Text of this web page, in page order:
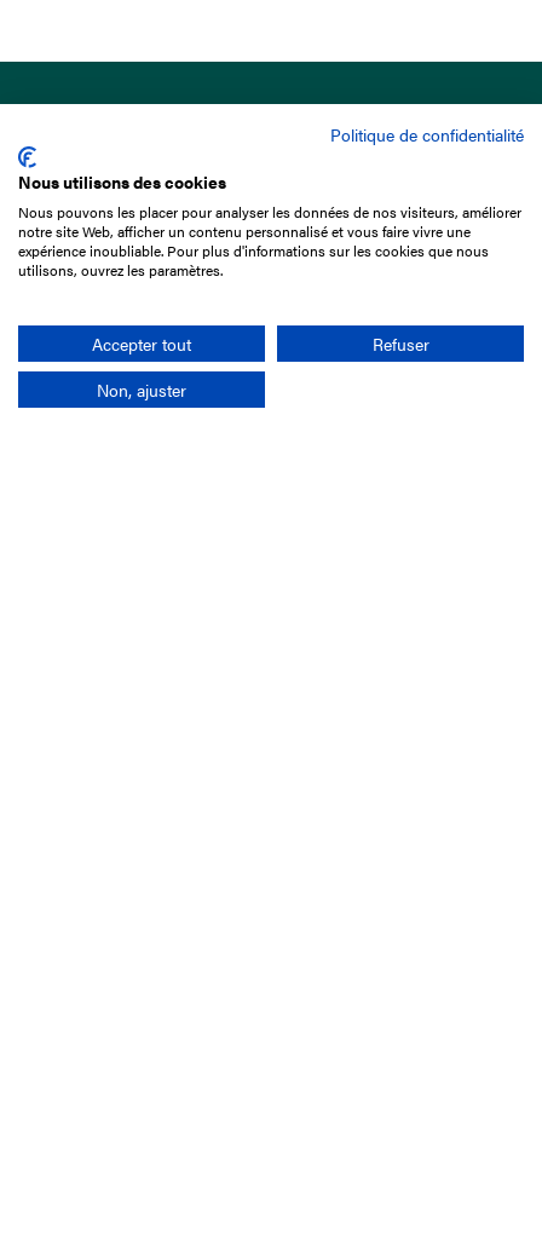
15 Boulevard de Douaumont
75017 Paris
01 49 10 20 29
Rechercher
Politique de confidentialité
Nous utilisons des cookies
Nous pouvons les placer pour analyser les données de nos visiteurs, améliorer
notre site Web, afficher un contenu personnalisé et vous faire vivre une
expérience inoubliable. Pour plus d'informations sur les cookies que nous
utilisons, ouvrez les paramètres.
Accepter tout
Refuser
Non, ajuster